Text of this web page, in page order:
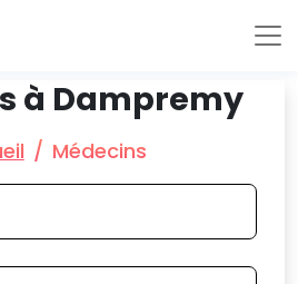
à Dampremy
Médecins